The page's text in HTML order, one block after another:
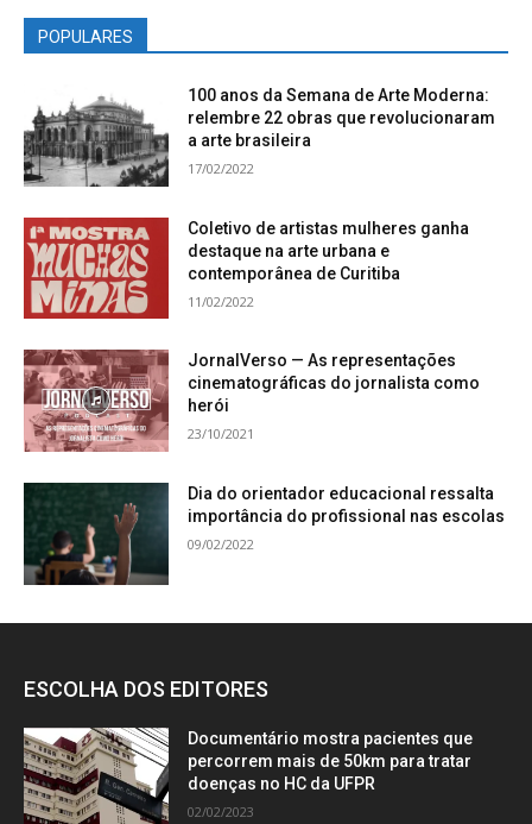
POPULARES
100 anos da Semana de Arte Moderna:
relembre 22 obras que revolucionaram
a arte brasileira
17/02/2022
Coletivo de artistas mulheres ganha
destaque na arte urbana e
contemporânea de Curitiba
11/02/2022
JornalVerso — As representações
cinematográficas do jornalista como
herói
23/10/2021
Dia do orientador educacional ressalta
importância do profissional nas escolas
09/02/2022
ESCOLHA DOS EDITORES
Documentário mostra pacientes que
percorrem mais de 50km para tratar
doenças no HC da UFPR
02/02/2023